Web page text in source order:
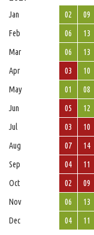
Jan
02 09
Feb
06 13
Mar
06 13
Apr
03 10
May
01 08
Jun
05 12
Jul
03 10
Aug
07 14
Sep
04 11
Oct
02 09
Nov
06 13
Dec
04 11